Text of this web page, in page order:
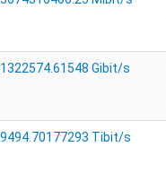
Gibit/s
Tibit/s